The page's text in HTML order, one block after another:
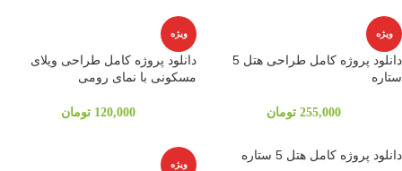
ویژه
دانلود پروژه کامل طراحی هتل 5
ستاره
255,000 تومان
ویژه
دانلود پروژه کامل طراحی ویلای
مسکونی با نمای رومی
120,000 تومان
دانلود پروژه کامل هتل 5 ستاره
ویژه